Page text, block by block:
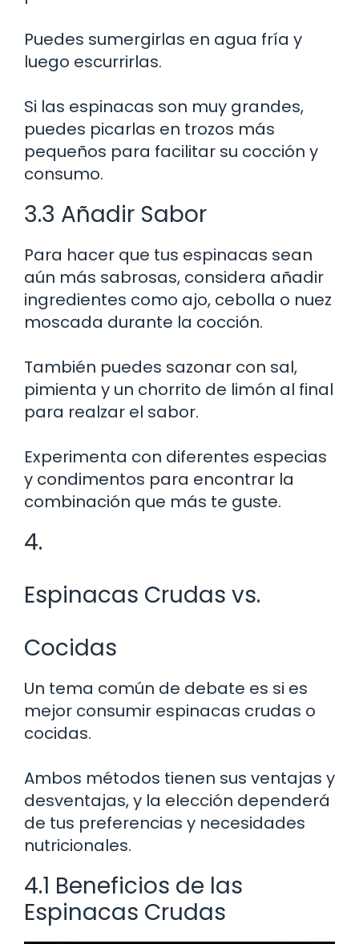
Puedes sumergirlas en agua fría y
luego escurrirlas.
Si las espinacas son muy grandes,
puedes picarlas en trozos más
pequeños para facilitar su cocción y
consumo.
3.3 Añadir Sabor
Para hacer que tus espinacas sean
aún más sabrosas, considera añadir
ingredientes como ajo, cebolla o nuez
moscada durante la cocción.
También puedes sazonar con sal,
pimienta y un chorrito de limón al final
para realzar el sabor.
Experimenta con diferentes especias
y condimentos para encontrar la
combinación que más te guste.
4.
Espinacas Crudas vs.
Cocidas
Un tema común de debate es si es
mejor consumir espinacas crudas o
cocidas.
Ambos métodos tienen sus ventajas y
desventajas, y la elección dependerá
de tus preferencias y necesidades
nutricionales.
4.1 Beneficios de las
Espinacas Crudas